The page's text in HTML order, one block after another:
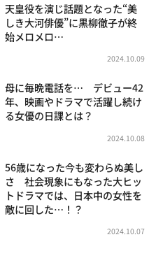
天皇役を演じ話題となった“美
しき大河俳優”に黒柳徹子が終
始メロメロ…
2024.10.09
母に毎晩電話を… デビュー42
年、映画やドラマで活躍し続け
る女優の日課とは？
2024.10.08
56歳になった今も変わらぬ美し
さ 社会現象にもなった大ヒッ
トドラマでは、日本中の女性を
敵に回した…！？
2024.10.07